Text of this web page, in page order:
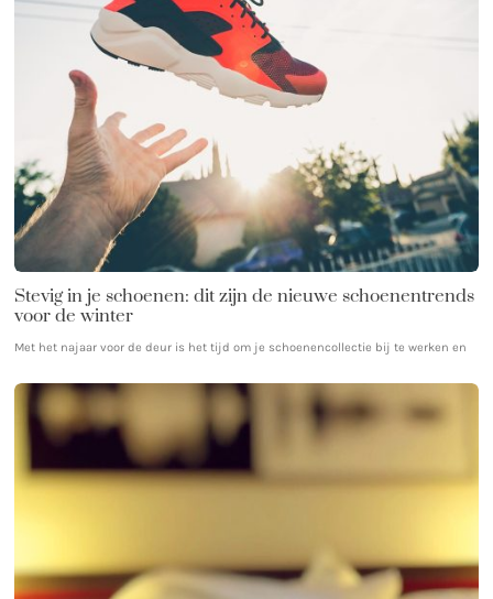
Stevig in je schoenen: dit zijn de nieuwe schoenentrends
voor de winter
Met het najaar voor de deur is het tijd om je schoenencollectie bij te werken en